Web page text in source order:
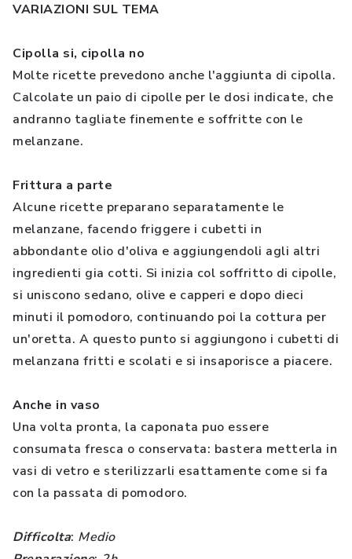
VARIAZIONI SUL TEMA
Cipolla si, cipolla no
Molte ricette prevedono anche l'aggiunta di cipolla.
Calcolate un paio di cipolle per le dosi indicate, che
andranno tagliate finemente e soffritte con le
melanzane.
Frittura a parte
Alcune ricette preparano separatamente le
melanzane, facendo friggere i cubetti in
abbondante olio d'oliva e aggiungendoli agli altri
ingredienti gia cotti. Si inizia col soffritto di cipolle,
si uniscono sedano, olive e capperi e dopo dieci
minuti il pomodoro, continuando poi la cottura per
un'oretta. A questo punto si aggiungono i cubetti di
melanzana fritti e scolati e si insaporisce a piacere.
Anche in vaso
Una volta pronta, la caponata puo essere
consumata fresca o conservata: bastera metterla in
vasi di vetro e sterilizzarli esattamente come si fa
con la passata di pomodoro.
Difficolta: Medio